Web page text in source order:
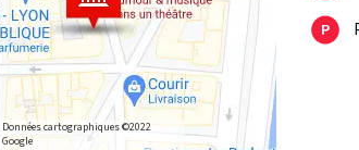
Données cartographiques ©2022
Google